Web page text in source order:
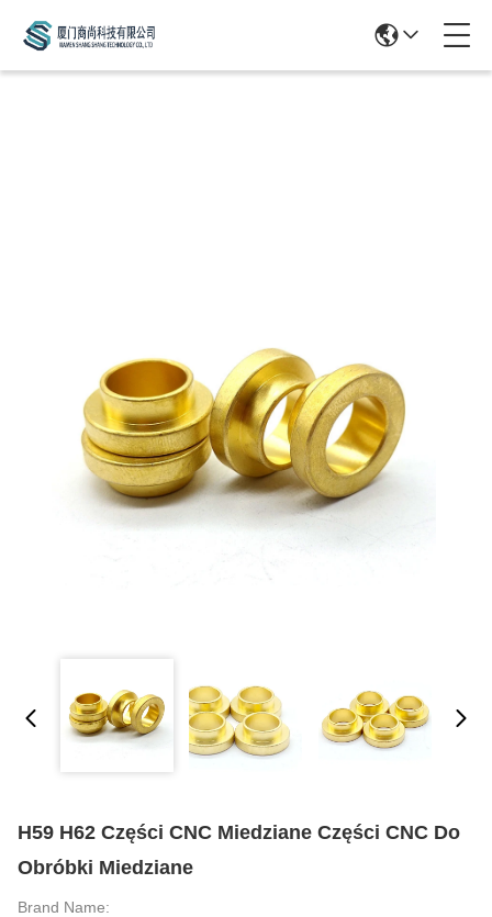
H59 H62 Części CNC Miedziane Części CNC Do
Obróbki Miedziane
Brand Name: